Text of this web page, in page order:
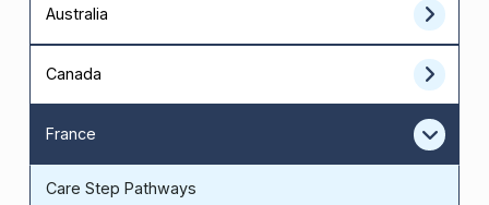
Australia
Canada
France
Care Step Pathways